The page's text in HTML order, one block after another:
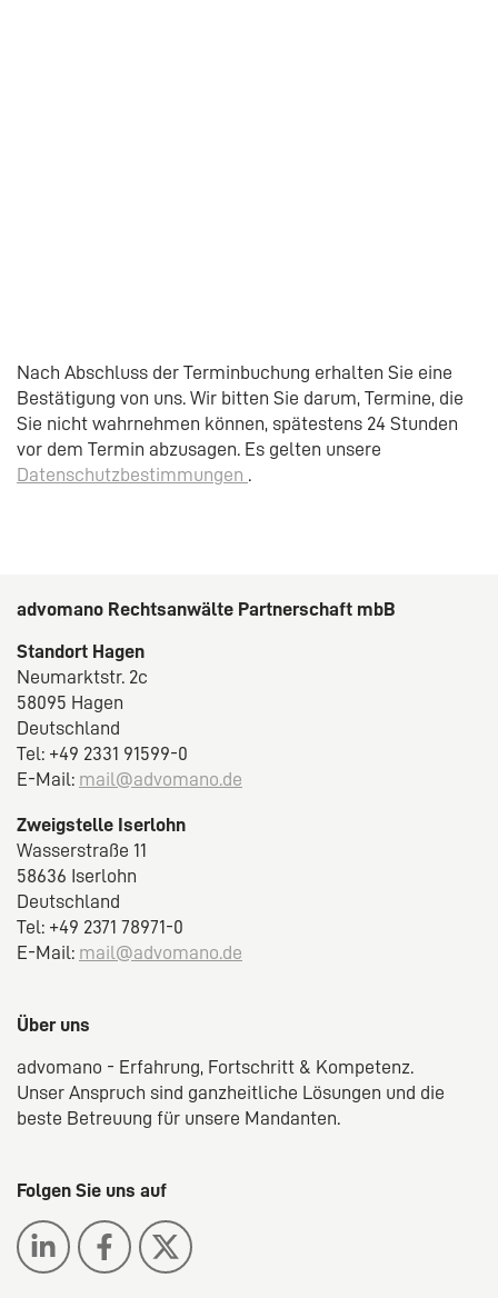
Nach Abschluss der Terminbuchung erhalten Sie eine
Bestätigung von uns. Wir bitten Sie darum, Termine, die
Sie nicht wahrnehmen können, spätestens 24 Stunden
vor dem Termin abzusagen. Es gelten unsere
Datenschutzbestimmungen .
advomano Rechtsanwälte Partnerschaft mbB
Standort Hagen
Neumarktstr. 2c
58095 Hagen
Deutschland
Tel: +49 2331 91599-0
E-Mail: mail@advomano.de
Zweigstelle Iserlohn
Wasserstraße 11
58636 Iserlohn
Deutschland
Tel: +49 2371 78971-0
E-Mail: mail@advomano.de
Über uns
advomano - Erfahrung, Fortschritt & Kompetenz.
Unser Anspruch sind ganzheitliche Lösungen und die
beste Betreuung für unsere Mandanten.
Folgen Sie uns auf